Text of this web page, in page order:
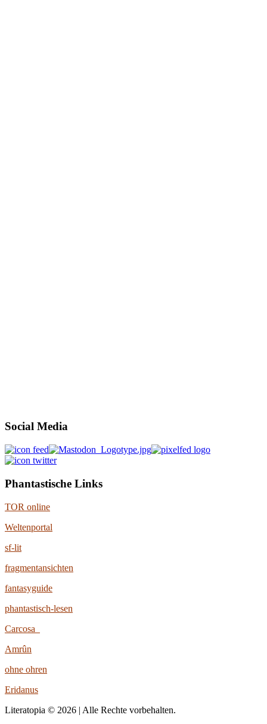
Social Media
Phantastische Links
TOR online
Weltenportal
sf-lit
fragmentansichten
fantasyguide
phantastisch-lesen
Carcosa
Amrûn
ohne ohren
Eridanus
Literatopia © 2026 | Alle Rechte vorbehalten.